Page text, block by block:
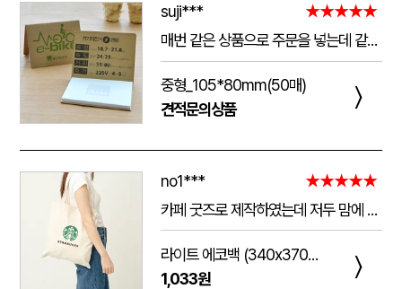
suji***
★★★★★
매번 같은 상품으로 주문을 넣는데 같은 품질로 받을 수 있어서 좋습니다. 배송 기간도 적당히 잘오는거 같아요. 앞으로도 계속 이용할꺼 같습니다. 지금과 같은 품질로 유지해주세요!!
중형_105*80mm(50매)
견적문의상품
〉
no1***
★★★★★
카페 굿즈로 제작하였는데 저두 맘에 들고 손님들도 맘에 들어하세요. 저두 매일 들고 다니는데 탄탄해서 좋아요.가격도 맘에 들어서 벌써 3번째 주문했어요.진행 과정에 있어서도 상담 직원분들 세심하고 친절하세요.
라이트 에코백 (340x370mm)
1,033원
〉